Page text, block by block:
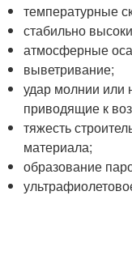
температурные
стабильно
атмосферные
выветривание;
удар молнии или
приводящие к
тяжесть
материала;
образование